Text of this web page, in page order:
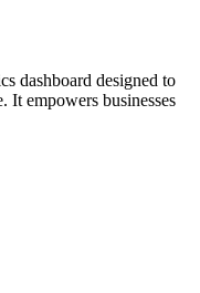
dashboard designed to
It empowers businesses